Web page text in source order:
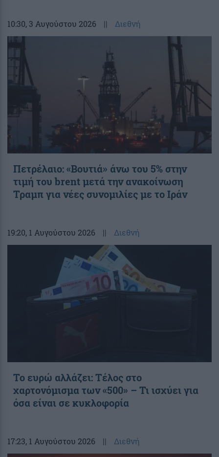
10:30, 3 Αυγούστου 2026 || Διεθνή
Πετρέλαιο: «Βουτιά» άνω του 5% στην
τιμή του brent μετά την ανακοίνωση
Τραμπ για νέες συνομιλίες με το Ιράν
19:20, 1 Αυγούστου 2026 || Διεθνή
Το ευρώ αλλάζει: Τέλος στο
χαρτονόμισμα των «500» – Τι ισχύει για
όσα είναι σε κυκλοφορία
17:23, 1 Αυγούστου 2026 || Διεθνή